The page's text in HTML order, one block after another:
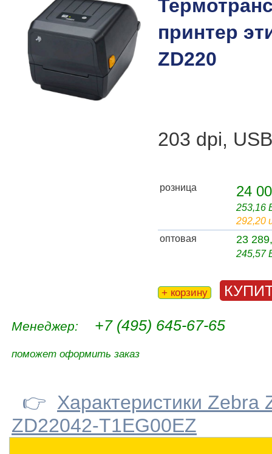
принтер
ZD220
203 dpi,
розница 24
253,16
292,20
оптовая
23
245,57
+ корзину
Менеджер: +7 (495) 645-67-65
поможет оформить заказ
👉 Характеристики Zebra
ZD22042-T1EG00EZ